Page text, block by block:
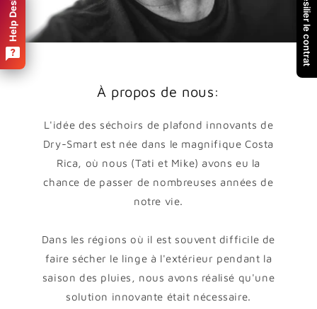
À propos de nous:
L'idée des séchoirs de plafond innovants de
Dry-Smart est née dans le magnifique Costa
Rica, où nous (Tati et Mike) avons eu la
chance de passer de nombreuses années de
notre vie.
Dans les régions où il est souvent difficile de
faire sécher le linge à l'extérieur pendant la
saison des pluies, nous avons réalisé qu'une
solution innovante était nécessaire.
Help Desk Résilier le contrat